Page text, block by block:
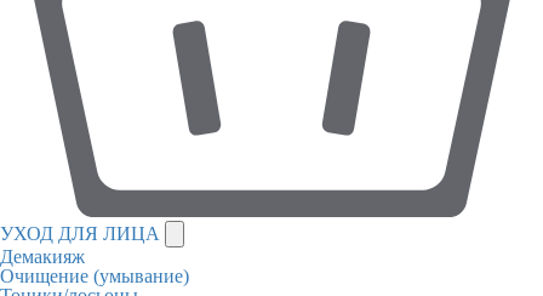
УХОД ДЛЯ ЛИЦА
Демакияж
Очищение (умывание)